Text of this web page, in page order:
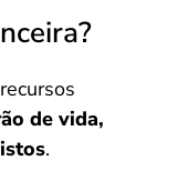
de vida,
.